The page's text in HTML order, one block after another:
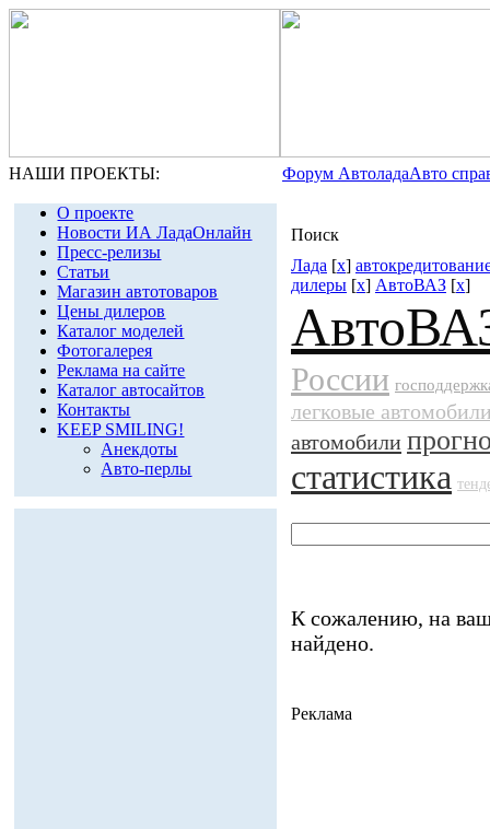
НАШИ ПРОЕКТЫ: Форум АвтоладаАвто
О проекте
Новости ИА ЛадаОнлайн
Пресс-релизы
Статьи
Магазин автотоваров
Цены дилеров
Каталог моделей
Фотогалерея
Реклама на сайте
Каталог автосайтов
Контакты
KEEP SMILING!
Анекдоты
Авто-перлы
Поиск
Лада [x]
дилеры [x] АвтоВАЗ [x]
России
легковые
автомобили
статистика
К сожалению, на
найдено.
Реклама